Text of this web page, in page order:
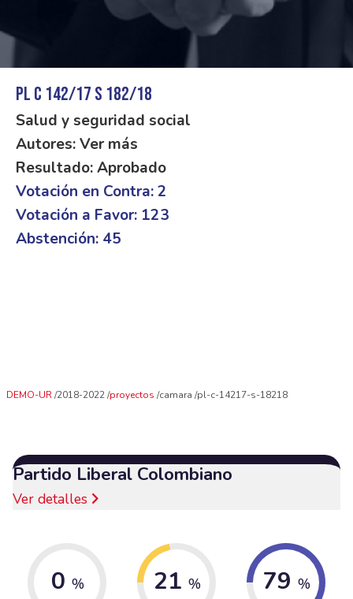
PL C 142/17 S 182/18
Salud y seguridad social
Autores: Ver más
Resultado: Aprobado
Votación en Contra: 2
Votación a Favor: 123
Abstención: 45
DEMO-UR 2018-2022 proyectos camara pl-c-14217-s-18218
Partido Liberal Colombiano
Ver detalles
0 % 21 % 79 %